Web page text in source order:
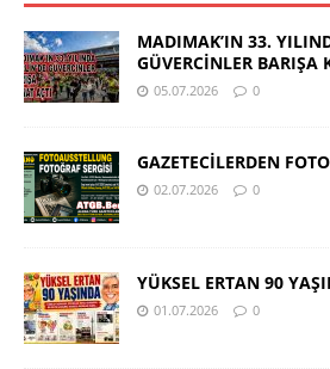
MADIMAK’IN 33.
GÜVERCİNLER BARIŞA
05.07.2026 0
GAZETECİLERDEN
02.07.2026 0
YÜKSEL ERTAN 90
01.07.2026 0